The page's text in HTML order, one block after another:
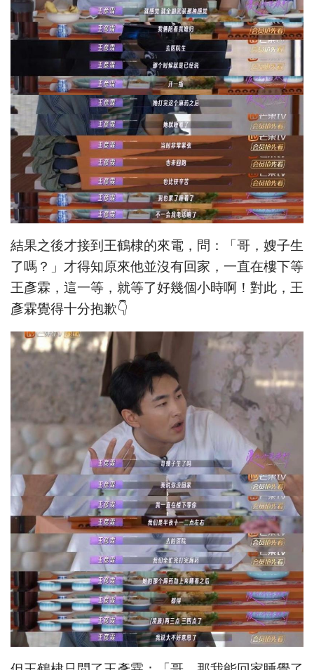
結果之後才接到王鶴棣的來電，問：「哥，嫂子生
了嗎？」才得知原來他並沒有回家，一直在樓下等
王彥霖，這一等，就等了好幾個小時啊！對此，王
彥霖覺得十分抱歉👇